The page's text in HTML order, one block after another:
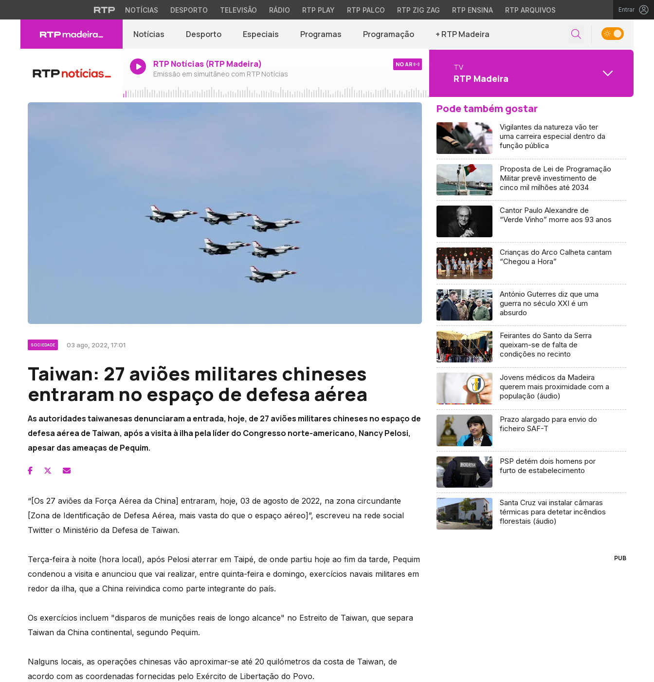
NOTÍCIAS DESPORTO TELEVISÃO RÁDIO RTP PLAY RTP PALCO RTP ZIG ZAG RTP ENSINA RTP ARQUIVOS Entrar
Notícias Desporto Especiais Programas Programação + RTP Madeira
RTP Notícias (RTP Madeira)
Emissão em simultâneo com RTP Notícias
NO AR TV
RTP Madeira
SOCIEDADE 03 ago, 2022, 17:01
Taiwan: 27 aviões militares chineses
entraram no espaço de defesa aérea
As autoridades taiwanesas denunciaram a entrada, hoje, de 27 aviões militares chineses no espaço de
defesa aérea de Taiwan, após a visita à ilha pela líder do Congresso norte-americano, Nancy Pelosi,
apesar das ameaças de Pequim.
“[Os 27 aviões da Força Aérea da China] entraram, hoje, 03 de agosto de 2022, na zona circundante
[Zona de Identificação de Defesa Aérea, mais vasta do que o espaço aéreo]”, escreveu na rede social
Twitter o Ministério da Defesa de Taiwan.
Terça-feira à noite (hora local), após Pelosi aterrar em Taipé, de onde partiu hoje ao fim da tarde, Pequim
condenou a visita e anunciou que vai realizar, entre quinta-feira e domingo, exercícios navais militares em
redor da ilha, que a China reivindica como parte integrante do país.
Os exercícios incluem "disparos de munições reais de longo alcance" no Estreito de Taiwan, que separa
Taiwan da China continental, segundo Pequim.
Nalguns locais, as operações chinesas vão aproximar-se até 20 quilómetros da costa de Taiwan, de
acordo com as coordenadas fornecidas pelo Exército de Libertação do Povo.
Pode também gostar
Vigilantes da natureza vão ter
uma carreira especial dentro da
função pública
Proposta de Lei de Programação
Militar prevê investimento de
cinco mil milhões até 2034
Cantor Paulo Alexandre de
“Verde Vinho” morre aos 93 anos
Crianças do Arco Calheta cantam
“Chegou a Hora”
António Guterres diz que uma
guerra no século XXI é um
absurdo
Feirantes do Santo da Serra
queixam-se de falta de
condições no recinto
Jovens médicos da Madeira
querem mais proximidade com a
população (áudio)
Prazo alargado para envio do
ficheiro SAF-T
PSP detém dois homens por
furto de estabelecimento
Santa Cruz vai instalar câmaras
térmicas para detetar incêndios
florestais (áudio)
PUB